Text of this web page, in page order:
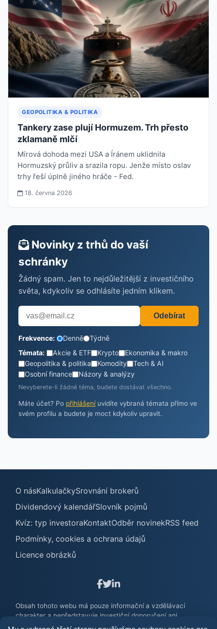
GEOPOLITIKA & POLITIKA
Tankery zase plují Hormuzem. Trh přesto
zklamaně mlčí
Mírová dohoda mezi USA a Íránem uklidnila
Hormuzský průliv a srazila ropu. Jenže místo oslav
trhy řeší úplně jiného hráče - Fed.
18. června 2026
Novinky z trhů do vaší
schránky
Žádný spam. Jen to nejdůležitější z investičního
světa, kdykoliv se odhlásíte jedním klikem.
Odebírat
Frekvence: Denně
Týdně
Témata:
Akcie & ETF Krypto
Ekonomika & makro
Geopolitika & politika
Komodity
Tech & AI
Osobní finance
Názory & analýzy
Nevyberete-li žádné téma, budete dostávat všechno.
Máte účet? Po přihlášeníuvidíte vybraná témata přímo ve
svém profilu a budete je moct kdykoliv upravit.
O násKalkulačkySrovnání brokerů
Dividendový kalendářSlovník pojmů
Kvíz: typ investoraKontaktOdběr novinekRSS feed
Podmínky, cookies a ochrana údajů
Licence obrázků
Obsah tohoto webu má pouze informační a vzdělávací
charakter a nepředstavuje investiční doporučení ani
poradenství. Investování na finančních trzích je spojeno s